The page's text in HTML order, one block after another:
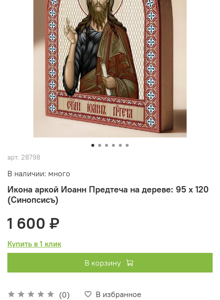
арт. 28798
В наличии: много
Икона аркой Иоанн Предтеча на дереве: 95 х 120
(Синопсисъ)
(0) В избранное
1 600 ₽
Купить в 1 клик
В корзину